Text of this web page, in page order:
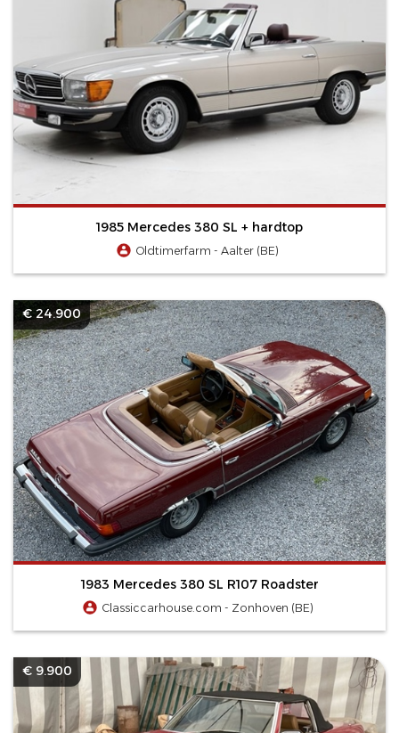
1985 Mercedes 380 SL + hardtop
Oldtimerfarm - Aalter (BE)
€ 24.900
1983 Mercedes 380 SL R107 Roadster
Classiccarhouse.com - Zonhoven (BE)
€ 9.900